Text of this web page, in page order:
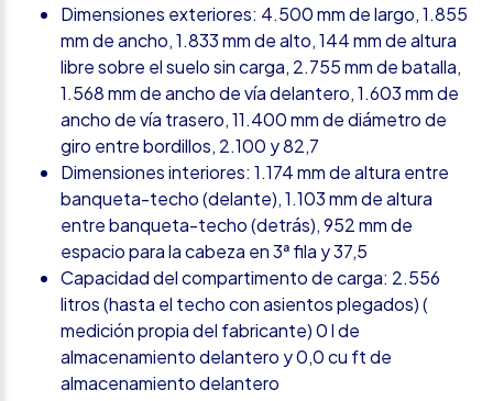
Dimensiones exteriores: 4.500 mm de largo, 1.855
mm de ancho, 1.833 mm de alto, 144 mm de altura
libre sobre el suelo sin carga, 2.755 mm de batalla,
1.568 mm de ancho de vía delantero, 1.603 mm de
ancho de vía trasero, 11.400 mm de diámetro de
giro entre bordillos, 2.100 y 82,7
Dimensiones interiores: 1.174 mm de altura entre
banqueta-techo (delante), 1.103 mm de altura
entre banqueta-techo (detrás), 952 mm de
espacio para la cabeza en 3ª fila y 37,5
Capacidad del compartimento de carga: 2.556
litros (hasta el techo con asientos plegados) (
medición propia del fabricante) 0 l de
almacenamiento delantero y 0,0 cu ft de
almacenamiento delantero